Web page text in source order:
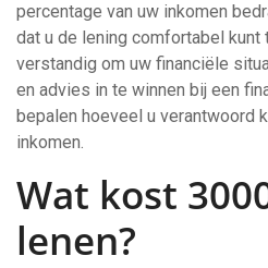
percentage van uw inkomen
dat u de lening comfortabel kunt
verstandig om uw financiële
en advies in te winnen bij een
bepalen hoeveel u verantwoord
inkomen.
Wat kost
lenen?